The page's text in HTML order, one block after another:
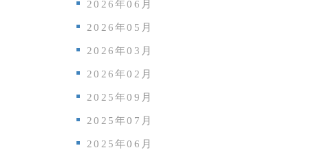
2026年06月
2026年05月
2026年03月
2026年02月
2025年09月
2025年07月
2025年06月